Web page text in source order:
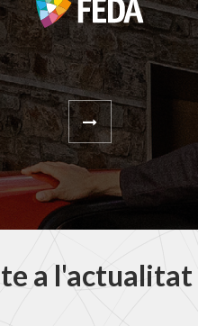
a l'actualitat